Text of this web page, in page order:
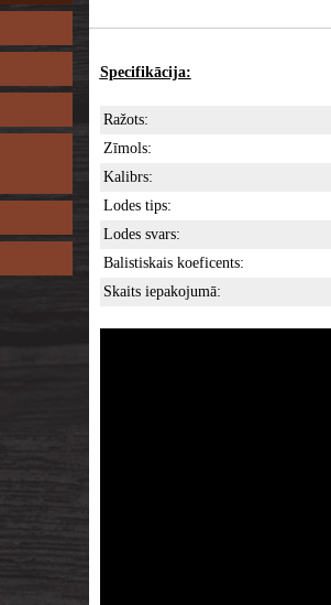
​Specifikācija:
Ražots:
Zīmols:
Kalibrs:
Lodes tips:
Lodes svars:
Balistiskais koeficents:
Skaits iepakojumā: